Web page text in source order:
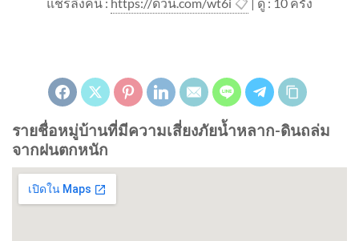
รายชื่อหมู่บ้านที่มีความเสี่ยงภัยน้ำหลาก-ดินถล่ม
จากฝนตกหนัก